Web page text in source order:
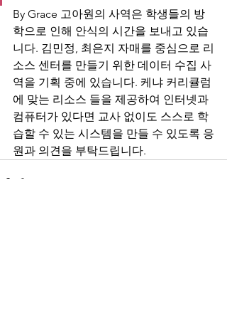
By Grace 고아원의 사역은 학생들의 방
학으로 인해 안식의 시간을 보내고 있습
니다. 김민정, 최은지 자매를 중심으로 리
소스 센터를 만들기 위한 데이터 수집 사
역을 기획 중에 있습니다. 케냐 커리큘럼
에 맞는 리소스 들을 제공하여 인터넷과
컴퓨터가 있다면 교사 없이도 스스로 학
습할 수 있는 시스템을 만들 수 있도록 응
원과 의견을 부탁드립니다.